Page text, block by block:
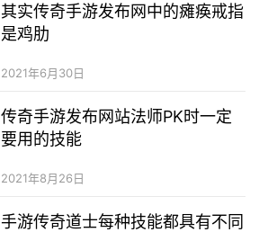
其实传奇手游发布网中的瘫痪戒指
是鸡肋
2021年6月30日
传奇手游发布网站法师PK时一定
要用的技能
2021年8月26日
手游传奇道士每种技能都具有不同